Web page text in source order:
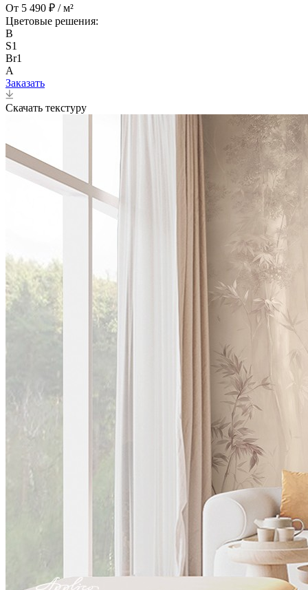
От 5 490 ₽ / м²
Цветовые решения:
B
S1
Br1
A
Заказать
Скачать текстуру